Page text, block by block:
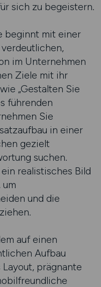
sich zu begeistern.
beginnt mit einer
im Unternehmen
Ziele mit ihr
„Gestalten Sie
führenden
Sie
in einer
gezielt
suchen.
realistisches Bild
und die
auf einen
Aufbau
prägnante